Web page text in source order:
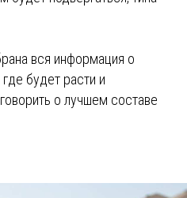
вся информация о
будет расти и
о лучшем составе